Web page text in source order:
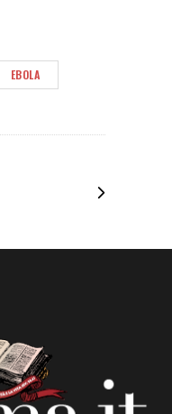
EBOLA